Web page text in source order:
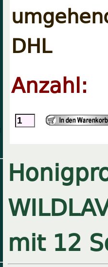
DHL
Anzahl:
mit 12